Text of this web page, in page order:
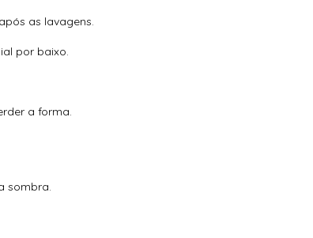
as lavagens.
por baixo.
a forma.
sombra.